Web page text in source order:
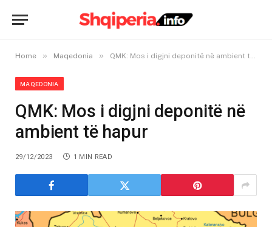
Home » Maqedonia » QMK: Mos i digjni deponitë në ambient të hapur
MAQEDONIA
QMK: Mos i digjni deponitë në
ambient të hapur
29/12/2023 1 MIN READ